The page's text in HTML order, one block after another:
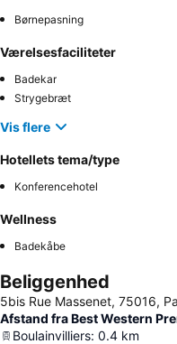
Børnepasning
Værelsesfaciliteter
Badekar
Strygebræt
Vis flere
Hotellets tema/type
Konferencehotel
Wellness
Badekåbe
Beliggenhed
5bis Rue Massenet, 75016,
Afstand fra Best Western
Boulainvilliers: 0.4 km